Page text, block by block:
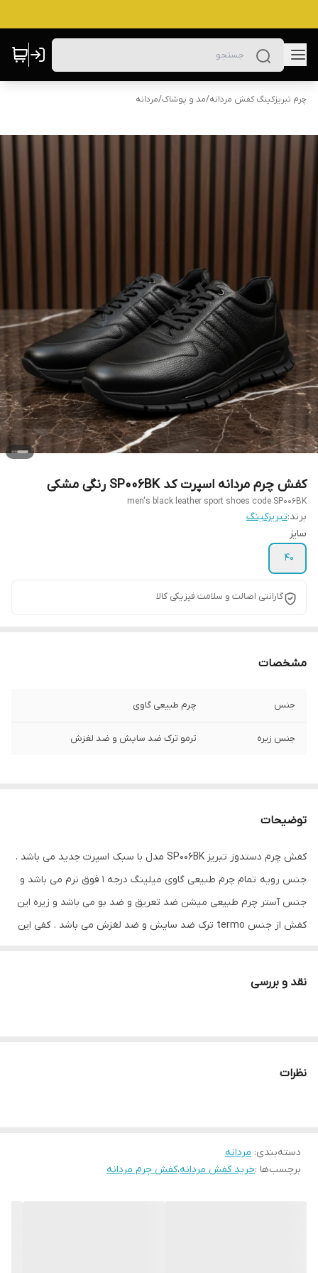
چرم تبریزکینگ کفش مردانه/مد و پوشاک/مردانه
کفش چرم مردانه اسپرت کد SP006BK رنگی مشکی
men's black leather sport shoes code SP006BK
برند:تبریزکینگ
سایز
40
گارانتی اصالت و سلامت فیزیکی کالا
مشخصات
جنس چرم طبیعی گاوی
جنس زیره ترمو ترک ضد سایش و ضد لغزش
توضیحات
کفش چرم دستدوز تبریز SP006BK مدل با سبک اسپرت جدید می باشد .
جنس رویه تمام چرم طبیعی گاوی میلینگ درجه 1 فوق نرم می باشد و
جنس آستر چرم طبیعی میشن ضد تعریق و ضد بو می باشد و زیره این
کفش از جنس termo ترک ضد سایش و ضد لغزش می باشد . کفی این
نقد و بررسی
نظرات
دسته‌بندی: مردانه
برچسب‌ها :خرید کفش مردانه،کفش چرم مردانه